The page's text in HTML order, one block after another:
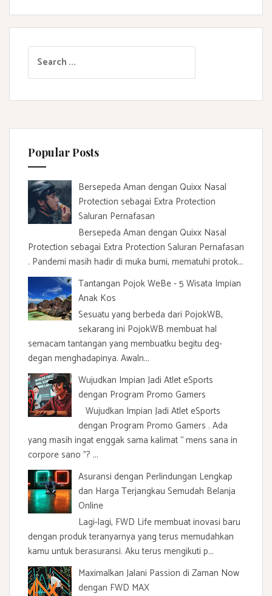
a
r
h
o
r
:
Popular Posts
Bersepeda Aman dengan Quixx Nasal
Protection sebagai Extra Protection
Saluran Pernafasan
Bersepeda Aman dengan Quixx Nasal
Protection sebagai Extra Protection Saluran Pernafasan
. Pandemi masih hadir di muka bumi, mematuhi protok...
Tantangan Pojok WeBe - 5 Wisata Impian
Anak Kos
Sesuatu yang berbeda dari PojokWB,
sekarang ini PojokWB membuat hal
semacam tantangan yang membuatku begitu deg-
degan menghadapinya. Awaln...
Wujudkan Impian Jadi Atlet eSports
dengan Program Promo Gamers
Wujudkan Impian Jadi Atlet eSports
dengan Program Promo Gamers . Ada
yang masih ingat enggak sama kalimat “ mens sana in
corpore sano ”? ...
Asuransi dengan Perlindungan Lengkap
dan Harga Terjangkau Semudah Belanja
Online
Lagi-lagi, FWD Life membuat inovasi baru
dengan produk teranyarnya yang terus memudahkan
kamu untuk berasuransi. Aku terus mengikuti p...
Maximalkan Jalani Passion di Zaman Now
dengan FWD MAX